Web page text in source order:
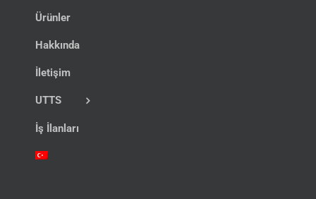
Ürünler
Hakkında
İletişim
UTTS
İş İlanları